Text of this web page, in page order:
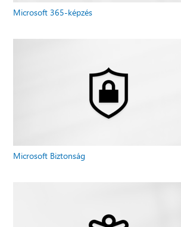
Microsoft 365-képzés
Microsoft Biztonság